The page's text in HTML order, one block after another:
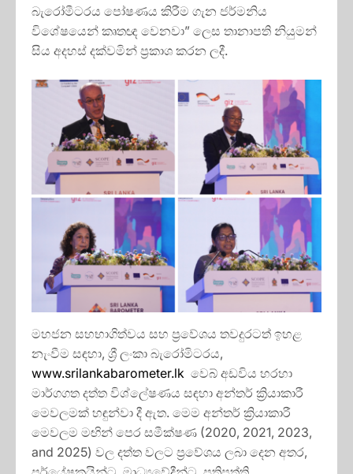
බැරෝමීටරය පෝෂණය කිරීම ගැන ජර්මනිය
විශේෂයෙන් කෘතඥ වෙනවා” ලෙස තානාපති නියුමන්
සිය අදහස් දක්වමින් ප්‍රකාශ කරන ලදී.
මහජන සහභාගිත්වය සහ ප්‍රවේශය තවදුරටත් ඉහළ
නැංවීම සඳහා, ශ්‍රී ලංකා බැරෝමිටරය,
www.srilankabarometer.lk වෙබ් අඩවිය හරහා
මාර්ගගත දත්ත විශ්ලේෂණය සඳහා අන්තර් ක්‍රියාකාරී
මෙවලමක් හඳුන්වා දී ඇත. මෙම අන්තර් ක්‍රියාකාරී
මෙවලම මඟින් පෙර සමීක්ෂණ (2020, 2021, 2023,
and 2025) වල දත්ත වලට ප්‍රවේශය ලබා දෙන අතර,